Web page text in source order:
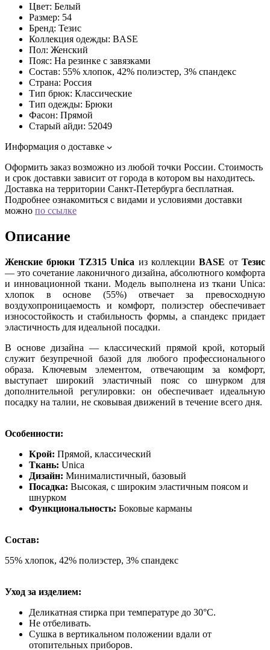
Цвет: Белый
Размер: 54
Бренд: Тезис
Коллекция одежды: BASE
Пол: Женский
Пояс: На резинке с завязками
Состав: 55% хлопок, 42% полиэстер, 3% спандекс
Страна: Россия
Тип брюк: Классические
Тип одежды: Брюки
Фасон: Прямой
Старый айди: 52049
Информация о доставке
Оформить заказ возможно из любой точки России. Стоимость
и срок доставки зависит от города в котором вы находитесь.
Доставка на территории Санкт-Петербурга бесплатная.
Подробнее ознакомиться с видами и условиями доставки
можно по ссылке
Описание
Женские брюки TZ315 Unica из коллекцииBASE от Тезис
— это сочетание лаконичного дизайна, абсолютного комфорта
и инновационной ткани. Модель выполнена из ткани Unica:
хлопок в основе (55%) отвечает за превосходную
воздухопроницаемость и комфорт, полиэстер обеспечивает
износостойкость и стабильность формы, а спандекс придает
эластичность для идеальной посадки.
В основе дизайна — классический прямой крой, который
служит безупречной базой для любого профессионального
образа. Ключевым элементом, отвечающим за комфорт,
выступает широкий эластичный пояс со шнурком для
дополнительной регулировки: он обеспечивает идеальную
посадку на талии, не сковывая движений в течение всего дня.
Особенности:
Крой: Прямой, классический
Ткань: Unica
Дизайн: Минималистичный, базовый
Посадка: Высокая, с широким эластичным поясом и
шнурком
Функциональность: Боковые карманы
Состав:
55% хлопок, 42% полиэстер, 3% спандекс
Уход за изделием:
Деликатная стирка при температуре до 30°C.
Не отбеливать.
Сушка в вертикальном положении вдали от
отопительных приборов.